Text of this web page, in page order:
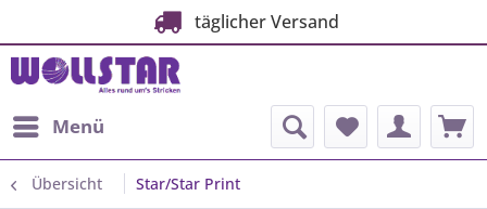
täglicher Versand
Menü
Übersicht Star/Star Print